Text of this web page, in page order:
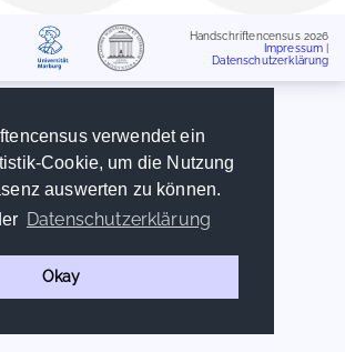
verwendet ein
Cookie, um die Nutzung
auswerten zu können.
Datenschutzerklärung
Okay
Handschriftencensus 2026
Impressum
Datenschutzerklärung